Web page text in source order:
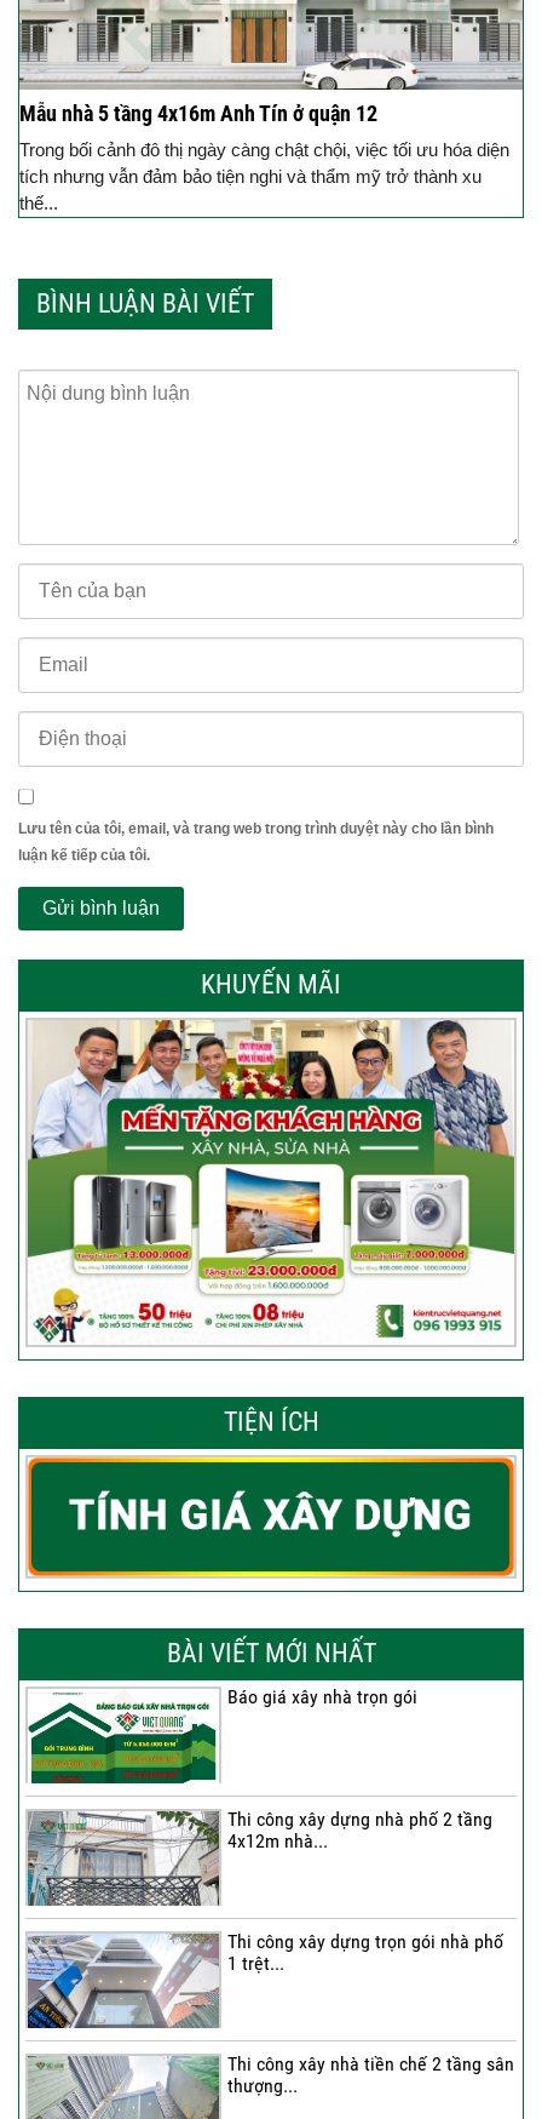
Mẫu nhà 5 tầng 4x16m Anh Tín ở quận 12
Trong bối cảnh đô thị ngày càng chật chội, việc tối ưu hóa diện
tích nhưng vẫn đảm bảo tiện nghi và thẩm mỹ trở thành xu
thế...
BÌNH LUẬN BÀI VIẾT
Lưu tên của tôi, email, và trang web trong trình duyệt này cho lần bình
luận kế tiếp của tôi.
KHUYẾN MÃI
TIỆN ÍCH
BÀI VIẾT MỚI NHẤT
Báo giá xây nhà trọn gói
Thi công xây dựng nhà phố 2 tầng
4x12m nhà...
Thi công xây dựng trọn gói nhà phố
1 trệt...
Thi công xây nhà tiền chế 2 tầng sân
thượng...